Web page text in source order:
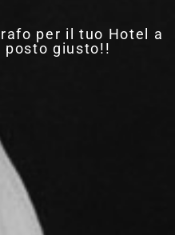
per il tuo Hotel a
posto giusto!!